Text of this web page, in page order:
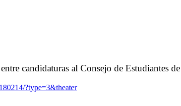
candidaturas al Consejo de Estudiantes
?type=3&theater